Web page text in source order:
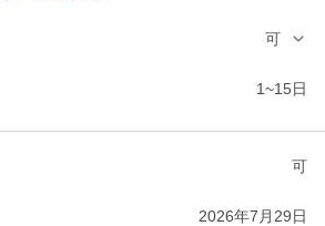
可
1~15日
可
2026年7月29日